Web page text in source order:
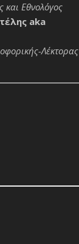
και Εθνολόγος
aka
Λέκτορας